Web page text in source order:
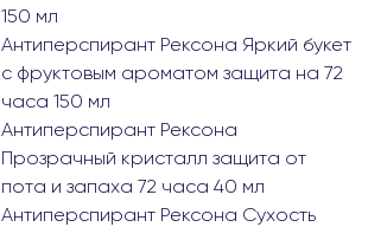
150 мл
Антиперспирант Рексона Яркий букет
с фруктовым ароматом защита на 72
часа 150 мл
Антиперспирант Рексона
Прозрачный кристалл защита от
пота и запаха 72 часа 40 мл
Антиперспирант Рексона Сухость